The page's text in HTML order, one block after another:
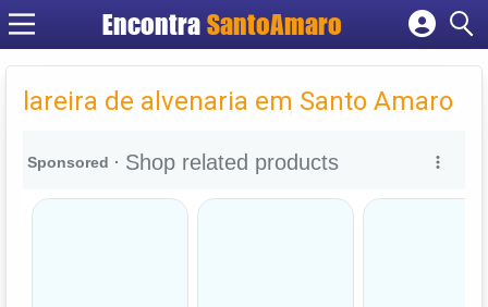
Encontra SantoAmaro
Cadastrar empresa
Criar conta
lareira de alvenaria em Santo Amaro